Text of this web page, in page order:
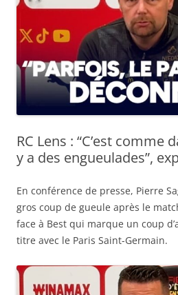
RC Lens : “C’est comme
y a des engueulades”,
En conférence de presse, Pierre
gros coup de gueule après le
face à Best qui marque un coup
titre avec le Paris Saint-Germain.